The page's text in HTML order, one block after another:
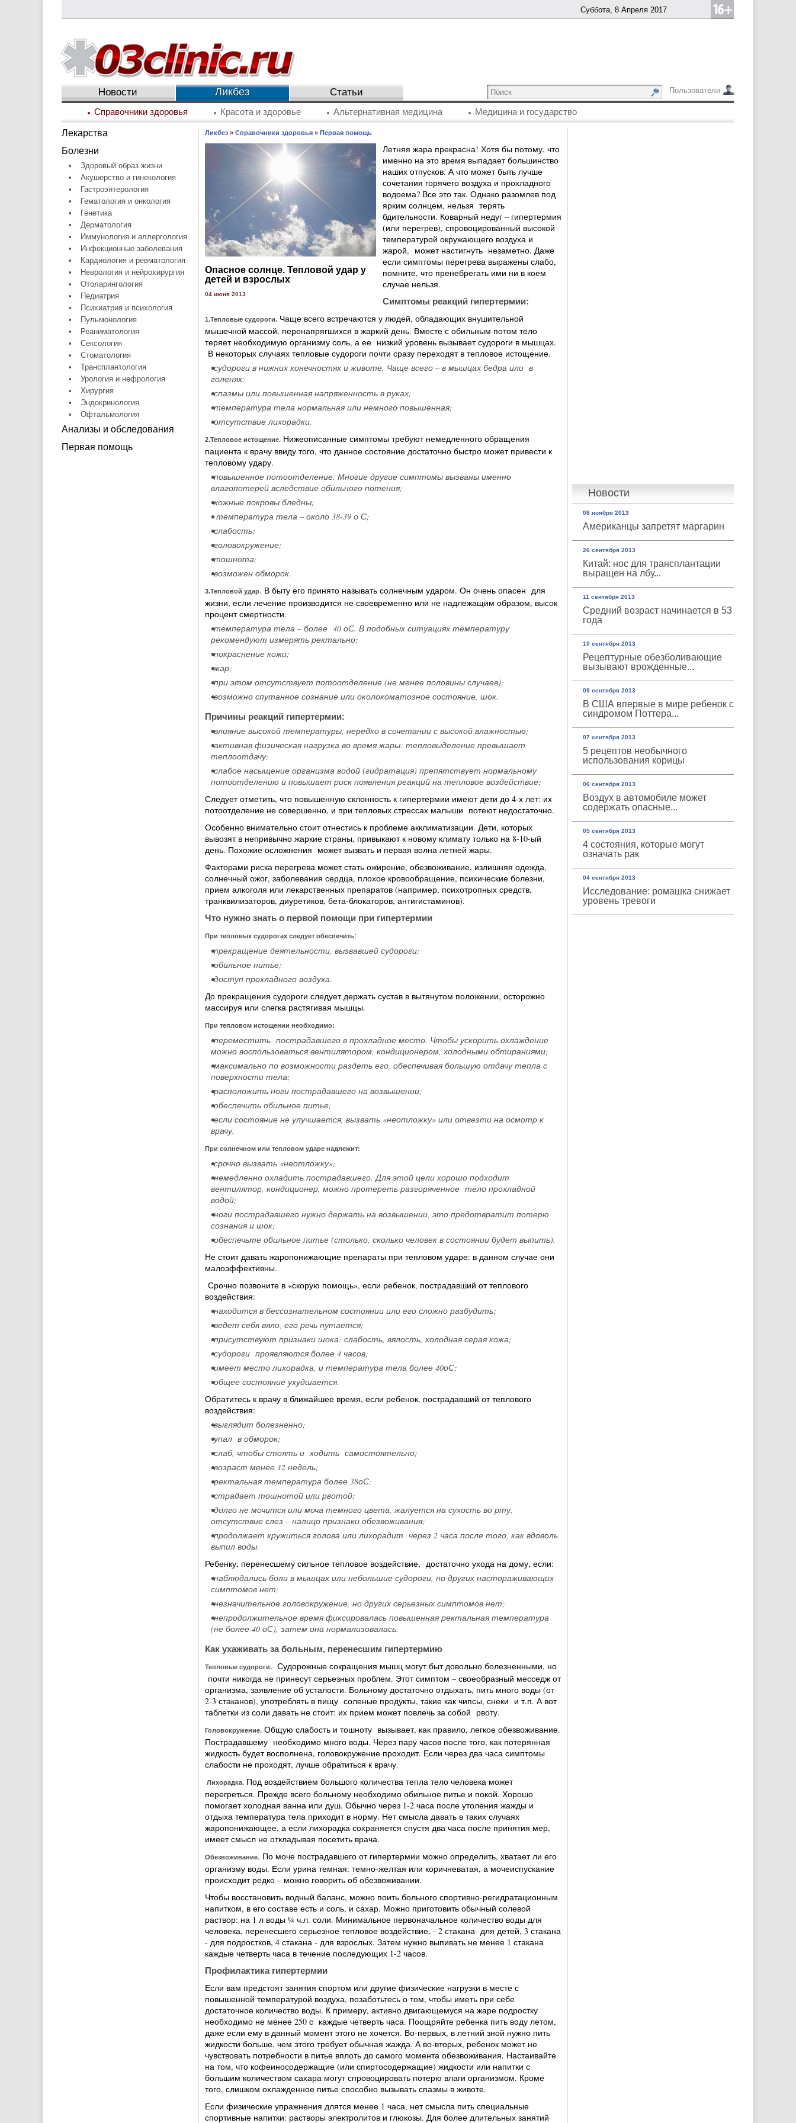
Суббота, 8 Апреля 2017
Пользователи
Новости Ликбез Статьи
Справочники здоровья Красота и здоровье Альтернативная медицина Медицина и государство
Лекарства
Болезни
•
Здоровый образ жизни
•
Акушерство и гинекология
•
Гастроэнтерология
•
Гематология и онкология
•
Генетика
•
Дерматология
•
Иммунология и аллергология
•
Инфекционные заболевания
•
Кардиология и ревматология
•
Неврология и нейрохирургия
•
Отоларингология
•
Педиатрия
•
Психиатрия и психология
•
Пульмонология
•
Реаниматология
•
Сексология
•
Стоматология
•
Трансплантология
•
Урология и нефрология
•
Хирургия
•
Эндокринология
•
Офтальмология
Анализы и обследования
Первая помощь
Новости
08 ноября 2013
Американцы запретят маргарин
26 сентября 2013
Китай: нос для трансплантации
выращен на лбу...
11 сентября 2013
Средний возраст начинается в 53
года
10 сентября 2013
Рецептурные обезболивающие
вызывают врожденные...
09 сентября 2013
В США впервые в мире ребенок с
синдромом Поттера...
07 сентября 2013
5 рецептов необычного
использования корицы
06 сентября 2013
Воздух в автомобиле может
содержать опасные...
05 сентября 2013
4 состояния, которые могут
означать рак
04 сентября 2013
Исследование: ромашка снижает
уровень тревоги
Ликбез» Справочники здоровья» Первая помощь
Опасное солнце. Тепловой удар у
детей и взрослых
04 июня 2013
Летняя жара прекрасна! Хотя бы потому, что
именно на это время выпадает большинство
наших отпусков. А что может быть лучше
сочетания горячего воздуха и прохладного
водоема? Все это так. Однако разомлев под
ярким солнцем, нельзя терять
бдительности. Коварный недуг – гипертермия
(или перегрев), спровоцированный высокой
температурой окружающего воздуха и
жарой, может настигнуть незаметно. Даже
если симптомы перегрева выражены слабо,
помните, что пренебрегать ими ни в коем
случае нельзя.
Симптомы реакций гипертермии:
1.Тепловые судороги.Чаще всего встречаются у людей, обладающих внушительной
мышечной массой, перенапрягшихся в жаркий день. Вместе с обильным потом тело
теряет необходимую организму соль, а ее низкий уровень вызывает судороги в мышцах.
В некоторых случаях тепловые судороги почти сразу переходят в тепловое истощение.
•судороги в нижних конечностях и животе. Чаще всего – в мышцах бедра или в
голенях;
•спазмы или повышенная напряженность в руках;
•температура тела нормальная или немного повышенная;
•отсутствие лихорадки.
2.Тепловое истощение.Нижеописанные симптомы требуют немедленного обращения
пациента к врачу ввиду того, что данное состояние достаточно быстро может привести к
тепловому удару.
•повышенное потоотделение. Многие другие симптомы вызваны именно
влагопотерей вследствие обильного потения;
•кожные покровы бледны;
• температура тела – около 38-39 о С;
•слабость;
•головокружение;
•тошнота;
•возможен обморок.
3.Тепловой удар. В быту его принято называть солнечным ударом. Он очень опасен для
жизни, если лечение производится не своевременно или не надлежащим образом, высок
процент смертности.
•температура тела – более 40 оС. В подобных ситуациях температуру
рекомендуют измерять ректально;
•покраснение кожи;
•жар;
•при этом отсутствует потоотделение (не менее половины случаев);
•возможно спутанное сознание или околокоматозное состояние, шок.
Причины реакций гипертермии:
•влияние высокой температуры, нередко в сочетании с высокой влажностью;
•активная физическая нагрузка во время жары: тепловыделение превышает
теплоотдачу;
•слабое насыщение организма водой (гидратация) препятствует нормальному
потоотделению и повышает риск появления реакций на тепловое воздействие;
Следует отметить, что повышенную склонность к гипертермии имеют дети до 4-х лет: их
потоотделение не совершенно, и при тепловых стрессах малыши потеют недостаточно.
Особенно внимательно стоит отнестись к проблеме акклиматизации. Дети, которых
вывозят в непривычно жаркие страны, привыкают к новому климату только на 8-10-ый
день. Похожие осложнения может вызвать и первая волна летней жары.
Факторами риска перегрева может стать ожирение, обезвоживание, излишняя одежда,
солнечный ожог, заболевания сердца, плохое кровообращение, психические болезни,
прием алкоголя или лекарственных препаратов (например, психотропных средств,
транквилизаторов, диуретиков, бета-блокаторов, антигистаминов).
Что нужно знать о первой помощи при гипертермии
При тепловых судорогах следует обеспечить:
•прекращение деятельности, вызвавшей судороги;
•обильное питье;
•доступ прохладного воздуха.
До прекращения судороги следует держать сустав в вытянутом положении, осторожно
массируя или слегка растягивая мышцы.
При тепловом истощении необходимо:
•переместить пострадавшего в прохладное место. Чтобы ускорить охлаждение
можно воспользоваться вентилятором, кондиционером, холодными обтираниями;
•максимально по возможности раздеть его, обеспечивая большую отдачу тепла с
поверхности тела;
•расположить ноги пострадавшего на возвышении;
•обеспечить обильное питье;
•если состояние не улучшается, вызвать «неотложку» или отвезти на осмотр к
врачу.
При солнечном или тепловом ударе надлежит:
•срочно вызвать «неотложку»;
•немедленно охладить пострадавшего. Для этой цели хорошо подходит
вентилятор, кондиционер, можно протереть разгоряченное тело прохладной
водой;
•ноги пострадавшего нужно держать на возвышении, это предотвратит потерю
сознания и шок;
•обеспечьте обильное питье (столько, сколько человек в состоянии будет выпить).
Не стоит давать жаропонижающие препараты при тепловом ударе: в данном случае они
малоэффективны.
Срочно позвоните в «скорую помощь», если ребенок, пострадавший от теплового
воздействия:
•находится в бессознательном состоянии или его сложно разбудить;
•ведет себя вяло, его речь путается;
•присутствуют признаки шока: слабость, вялость, холодная серая кожа;
•судороги проявляются более 4 часов;
•имеет место лихорадка, и температура тела более 40оС;
•общее состояние ухудшается.
Обратитесь к врачу в ближайшее время, если ребенок, пострадавший от теплового
воздействия:
•выглядит болезненно;
•упал в обморок;
•слаб, чтобы стоять и ходить самостоятельно;
•возраст менее 12 недель;
•ректальная температура более 38оС;
•страдает тошнотой или рвотой;
•долго не мочится или моча темного цвета, жалуется на сухость во рту,
отсутствие слез – налицо признаки обезвоживания;
•продолжает кружиться голова или лихорадит через 2 часа после того, как вдоволь
выпил воды.
Ребенку, перенесшему сильное тепловое воздействие, достаточно ухода на дому, если:
•наблюдались боли в мышцах или небольшие судороги, но других настораживающих
симптомов нет;
•незначительное головокружение, но других серьезных симптомов нет;
•непродолжительное время фиксировалась повышенная ректальная температура
(не более 40 оС), затем она нормализовалась.
Как ухаживать за больным, перенесшим гипертермию
Тепловые судороги.Судорожные сокращения мышц могут быт довольно болезненными, но
почти никогда не принесут серьезных проблем. Этот симптом – своеобразный месседж от
организма, заявление об усталости. Больному достаточно отдыхать, пить много воды (от
2-3 стаканов), употреблять в пищу соленые продукты, такие как чипсы, снеки и т.п. А вот
таблетки из соли давать не стоит: их прием может повлечь за собой рвоту.
Головокружение.Общую слабость и тошноту вызывает, как правило, легкое обезвоживание.
Пострадавшему необходимо много воды. Через пару часов после того, как потерянная
жидкость будет восполнена, головокружение проходит. Если через два часа симптомы
слабости не проходят, лучше обратиться к врачу.
Лихорадка.Под воздействием большого количества тепла тело человека может
перегреться. Прежде всего больному необходимо обильное питье и покой. Хорошо
помогает холодная ванна или душ. Обычно через 1-2 часа после утоления жажды и
отдыха температура тела приходит в норму. Нет смысла давать в таких случаях
жаропонижающее, а если лихорадка сохраняется спустя два часа после принятия мер,
имеет смысл не откладывая посетить врача.
Обезвоживание. По моче пострадавшего от гипертермии можно определить, хватает ли его
организму воды. Если урина темная: темно-желтая или коричневатая, а мочеиспускание
происходит редко – можно говорить об обезвоживании.
Чтобы восстановить водный баланс, можно поить больного спортивно-регидратационным
напитком, в его составе есть и соль, и сахар. Можно приготовить обычный солевой
раствор: на 1 л воды ¼ ч.л. соли. Минимальное первоначальное количество воды для
человека, перенесшего серьезное тепловое воздействие, - 2 стакана- для детей, 3 стакана
- для подростков, 4 стакана - для взрослых. Затем нужно выпивать не менее 1 стакана
каждые четверть часа в течение последующих 1-2 часов.
Профилактика гипертермии
Если вам предстоят занятия спортом или другие физические нагрузки в месте с
повышенной температурой воздуха, позаботьтесь о том, чтобы иметь при себе
достаточное количество воды. К примеру, активно двигающемуся на жаре подростку
необходимо не менее 250 с каждые четверть часа. Поощряйте ребенка пить воду летом,
даже если ему в данный момент этого не хочется. Во-первых, в летний зной нужно пить
жидкости больше, чем этого требует обычная жажда. А во-вторых, ребенок может не
чувствовать потребности в питье вплоть до самого момента обезвоживания. Настаивайте
на том, что кофеиносодержащие (или спиртосодержащие) жидкости или напитки с
большим количеством сахара могут спровоцировать потерю влаги организмом. Кроме
того, слишком охлажденное питье способно вызывать спазмы в животе.
Если физические упражнения длятся менее 1 часа, нет смысла пить специальные
спортивные напитки: растворы электролитов и глюкозы. Для более длительных занятий